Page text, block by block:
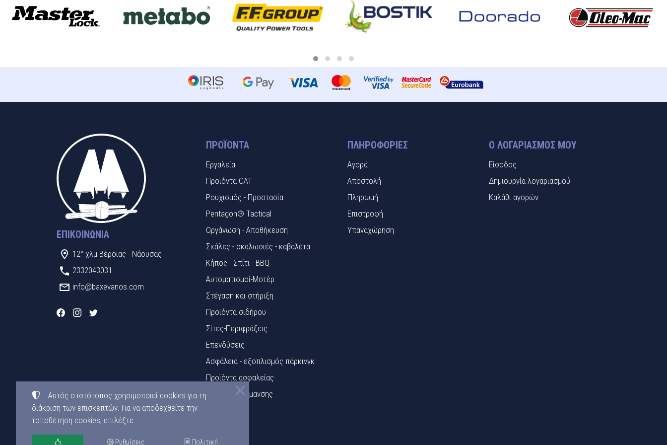
ΕΠΙΚΟΙΝΩΝΊΑ
12° χλμ Βέροιας - Νάουσας
2332043031
info@baxevanos.com
ΠΡΟΪΌΝΤΑ
Εργαλεία
Προϊόντα CAT
Ρουχισμός - Προστασία
Pentagon® Tactical
Οργάνωση - Αποθήκευση
Σκάλες - σκαλωσιές - καβαλέτα
Κήπος - Σπίτι - BBQ
Αυτοματισμοί-Μοτέρ
Στέγαση και στήριξη
Προϊόντα σιδήρου
Σίτες-Περιφράξεις
Επενδύσεις
Ασφάλεια - εξοπλισμός πάρκινγκ
Προϊόντα ασφαλείας
Πινακίδες Σήμανσης
ΠΛΗΡΟΦΟΡΊΕΣ
Αγορά
Αποστολή
Πληρωμή
Επιστροφή
Υπαναχώρηση
Ο ΛΟΓΑΡΙΑΣΜΌΣ ΜΟΥ
Είσοδος
Δημιουργία λογαριασμού
Καλάθι αγορών
©2015-2026
Αυτός ο ιστότοπος χρησιμοποιεί cookies για τη
διάκριση των επισκεπτών. Για να αποδεχθείτε την
τοποθέτηση cookies, επιλέξτε
Ρυθμίσεις Πολιτική